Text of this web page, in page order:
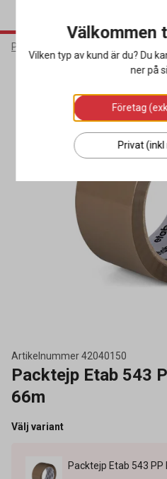
Packa & Skicka
Artikelnummer42040150
Packtejp Etab 543
66m
Välj variant
Packtejp Etab 543
Välkommen
Vilken typ av kund är du? Du
ner på
Företag
Privat